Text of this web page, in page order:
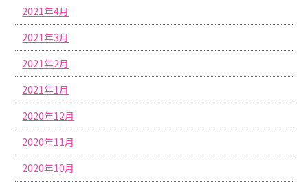
2021年4月
2021年3月
2021年2月
2021年1月
2020年12月
2020年11月
2020年10月